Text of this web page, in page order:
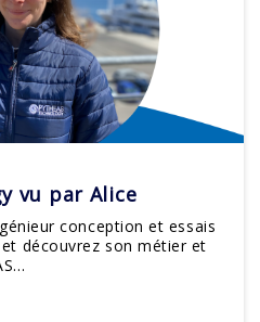
vu par Alice
conception et essais
découvrez son métier et